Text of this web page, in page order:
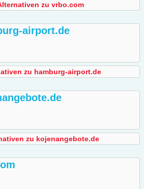
zu vrbo.com
airport.de
zu hamburg-airport.de
zu kojenangebote.de